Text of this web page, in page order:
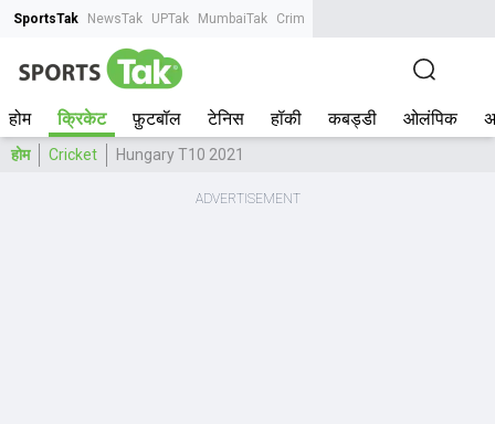
SportsTak NewsTak UPTak MumbaiTak CrimeTak
होम क्रिकेट फ़ुटबॉल टेनिस हॉकी कबड्डी ओलंपिक
होम Cricket Hungary T10 2021